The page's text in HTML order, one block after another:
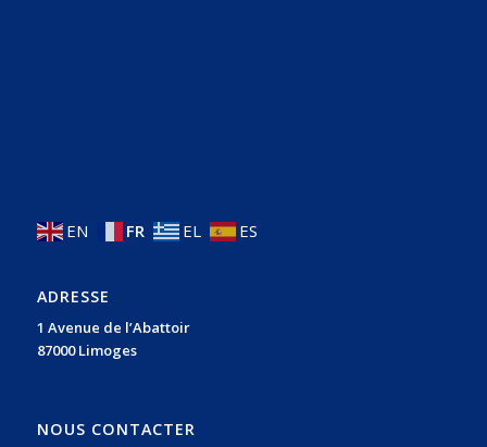
EN FR EL ES
ADRESSE
1 Avenue de l’Abattoir
87000 Limoges
NOUS CONTACTER